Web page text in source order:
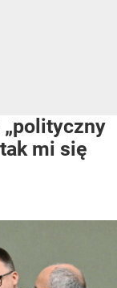
„polityczny
mi się